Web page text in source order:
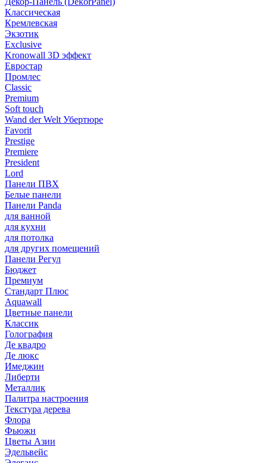
Классическая
Кремлевская
Экзотик
Exclusive
Kronowall 3D эффект
Евростар
Промлес
Classic
Premium
Soft touch
Wand der Welt Убертюре
Favorit
Prestige
Premiere
President
Lord
Панели ПВХ
Белые панели
Панели Panda
для ванной
для кухни
для потолка
для других помещений
Панели Регул
Бюджет
Премиум
Стандарт Плюс
Aquawall
Цветные панели
Классик
Голография
Де квадро
Де люкс
Имеджин
Либерти
Металлик
Палитра настроения
Текстура дерева
Флора
Фьюжн
Цветы Азии
Эдельвейс